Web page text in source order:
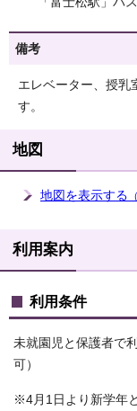
備考
エレベーター、授乳
す。
地図
地図を表示する
利用案内
利用条件
未就園児と保護者で
可）
※4月1日より新学年